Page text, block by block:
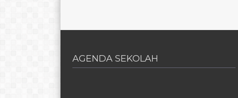
AGENDA SEKOLAH